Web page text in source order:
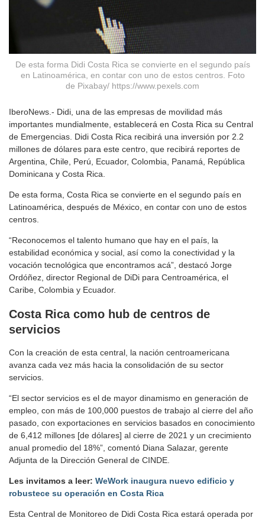
De esta forma Didi Costa Rica se convierte en el segundo país
en Latinoamérica, en contar con uno de estos centros. Foto
de Pixabay/ https://www.pexels.com
IberoNews.- Didi, una de las empresas de movilidad más
importantes mundialmente, establecerá en Costa Rica su Central
de Emergencias. Didi Costa Rica recibirá una inversión por 2.2
millones de dólares para este centro, que recibirá reportes de
Argentina, Chile, Perú, Ecuador, Colombia, Panamá, República
Dominicana y Costa Rica.
De esta forma, Costa Rica se convierte en el segundo país en
Latinoamérica, después de México, en contar con uno de estos
centros.
“Reconocemos el talento humano que hay en el país, la
estabilidad económica y social, así como la conectividad y la
vocación tecnológica que encontramos acá”, destacó Jorge
Ordóñez, director Regional de DiDi para Centroamérica, el
Caribe, Colombia y Ecuador.
Costa Rica como hub de centros de
servicios
Con la creación de esta central, la nación centroamericana
avanza cada vez más hacia la consolidación de su sector
servicios.
“El sector servicios es el de mayor dinamismo en generación de
empleo, con más de 100,000 puestos de trabajo al cierre del año
pasado, con exportaciones en servicios basados en conocimiento
de 6,412 millones [de dólares] al cierre de 2021 y un crecimiento
anual promedio del 18%”, comentó Diana Salazar, gerente
Adjunta de la Dirección General de CINDE.
Les invitamos a leer: WeWork inaugura nuevo edificio y
robustece su operación en Costa Rica
Esta Central de Monitoreo de Didi Costa Rica estará operada por